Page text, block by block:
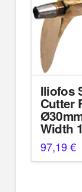
Iliofos
Cutter
Width
97,19€